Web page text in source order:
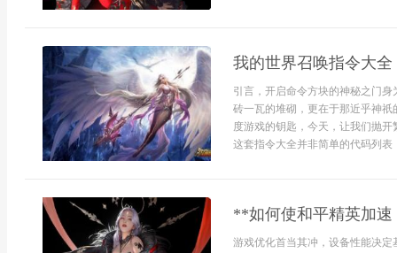
我的世界召唤指令大
引言，开启命令方块的神秘之门
砖一瓦的堆砌，更在于那近乎神
度游戏的钥匙，今天，让我们抛
这套指令大全并非简单的代码列
**如何使和平精英加
游戏优化首当其冲，设备性能决